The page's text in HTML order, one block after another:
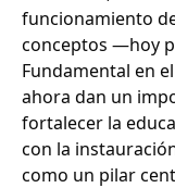
funcionamiento
conceptos —hoy
Fundamental en
ahora dan un
fortalecer la
con la
como un pilar